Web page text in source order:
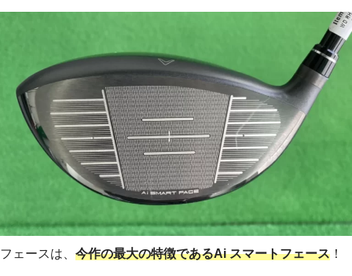
フェースは、 今作の最大の特徴であるAi スマートフェース ！